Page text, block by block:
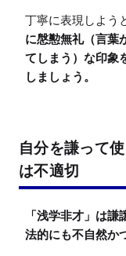
丁寧に表現しよう
に慇懃無礼（言葉
てしまう）な印象
しましょう。
自分を謙って
は不適切
「浅学非才」は
法的にも不自然か